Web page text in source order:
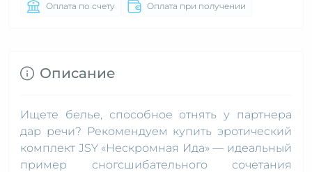
Оплата по счету
Оплата при получении
Описание
Ищете белье, способное отнять у партнера
дар речи? Рекомендуем купить эротический
комплект JSY «Нескромная Ида» — идеальный
пример сногсшибательного сочетания